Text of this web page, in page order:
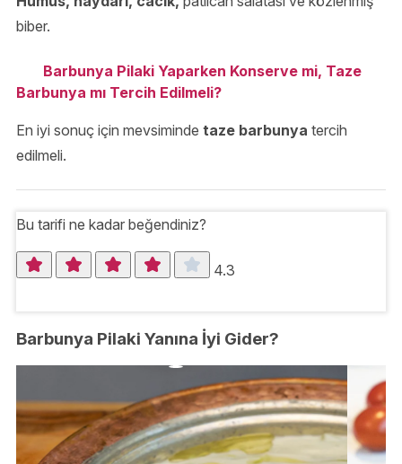
biber.
Barbunya Pilaki Yaparken Konserve mi, Taze
Barbunya mı Tercih Edilmeli?
En iyi sonuç için mevsiminde taze barbunya tercih
edilmeli.
Bu tarifi ne kadar beğendiniz?
4.3
Barbunya Pilaki Yanına İyi Gider?